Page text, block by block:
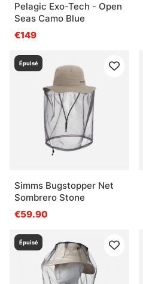
Pelagic Exo-Tech - Open
Seas Camo Blue
€149
Épuisé
Simms Bugstopper Net
Sombrero Stone
€59.90
Épuisé